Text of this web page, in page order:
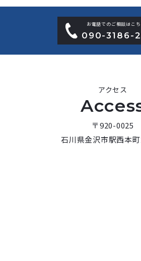
お電話でのご相談はこ
090-3186-
アクセス
〒920-0025
石川県金沢市駅西本